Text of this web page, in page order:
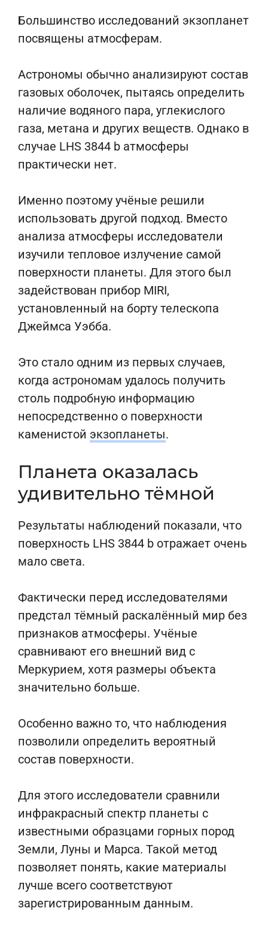
Большинство исследований экзопланет
посвящены атмосферам.
Астрономы обычно анализируют состав
газовых оболочек, пытаясь определить
наличие водяного пара, углекислого
газа, метана и других веществ. Однако в
случае LHS 3844 b атмосферы
практически нет.
Именно поэтому учёные решили
использовать другой подход. Вместо
анализа атмосферы исследователи
изучили тепловое излучение самой
поверхности планеты. Для этого был
задействован прибор MIRI,
установленный на борту телескопа
Джеймса Уэбба.
Это стало одним из первых случаев,
когда астрономам удалось получить
столь подробную информацию
непосредственно о поверхности
каменистой экзопланеты.
Планета оказалась
удивительно тёмной
Результаты наблюдений показали, что
поверхность LHS 3844 b отражает очень
мало света.
Фактически перед исследователями
предстал тёмный раскалённый мир без
признаков атмосферы. Учёные
сравнивают его внешний вид с
Меркурием, хотя размеры объекта
значительно больше.
Особенно важно то, что наблюдения
позволили определить вероятный
состав поверхности.
Для этого исследователи сравнили
инфракрасный спектр планеты с
известными образцами горных пород
Земли, Луны и Марса. Такой метод
позволяет понять, какие материалы
лучше всего соответствуют
зарегистрированным данным.